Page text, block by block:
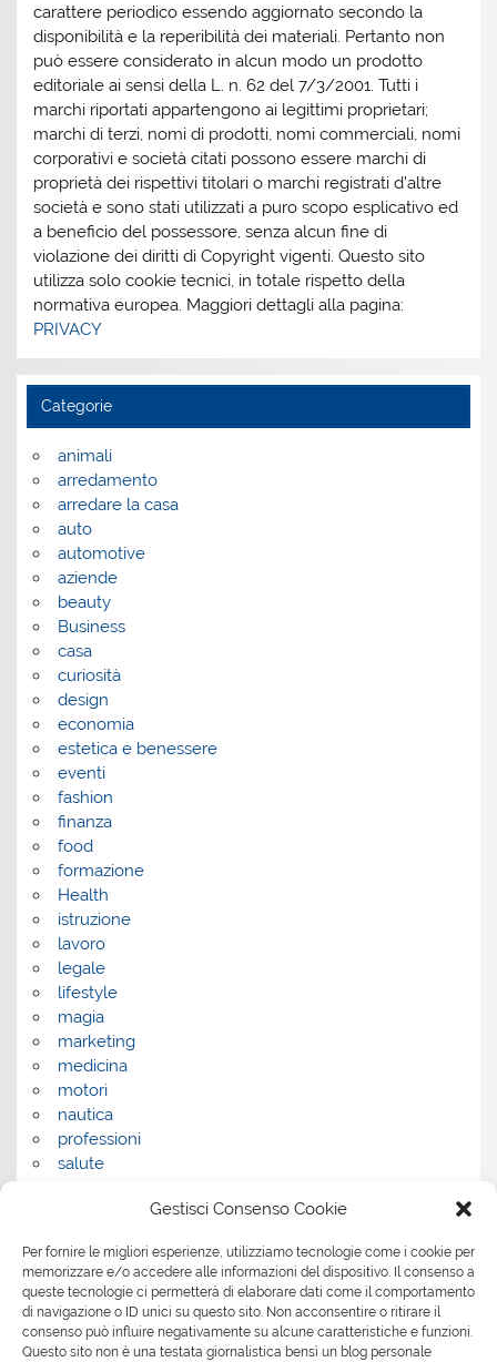
Gestisci Consenso Cookie
Per fornire le migliori esperienze, utilizziamo tecnologie come i cookie per
memorizzare e/o accedere alle informazioni del dispositivo. Il consenso a
queste tecnologie ci permetterà di elaborare dati come il comportamento
di navigazione o ID unici su questo sito. Non acconsentire o ritirare il
consenso può influire negativamente su alcune caratteristiche e funzioni.
Questo sito non è una testata giornalistica bensì un blog personale
carattere periodico essendo aggiornato secondo la
disponibilità e la reperibilità dei materiali. Pertanto non
può essere considerato in alcun modo un prodotto
editoriale ai sensi della L. n. 62 del 7/3/2001. Tutti i
marchi riportati appartengono ai legittimi proprietari;
marchi di terzi, nomi di prodotti, nomi commerciali, nomi
corporativi e società citati possono essere marchi di
proprietà dei rispettivi titolari o marchi registrati d’altre
società e sono stati utilizzati a puro scopo esplicativo ed
a beneficio del possessore, senza alcun fine di
violazione dei diritti di Copyright vigenti. Questo sito
utilizza solo cookie tecnici, in totale rispetto della
normativa europea. Maggiori dettagli alla pagina:
PRIVACY
Categorie
animali
arredamento
arredare la casa
auto
automotive
aziende
beauty
Business
casa
curiosità
design
economia
estetica e benessere
eventi
fashion
finanza
food
formazione
Health
istruzione
lavoro
legale
lifestyle
magia
marketing
medicina
motori
nautica
professioni
salute
servizi per le aziende
shopping
sport
Tech